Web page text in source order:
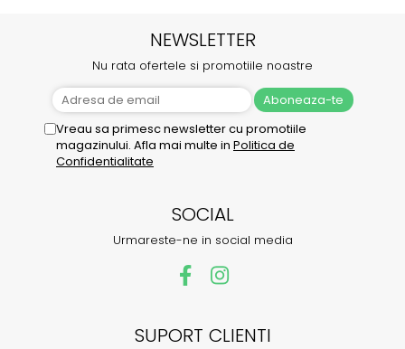
NEWSLETTER
Nu rata ofertele si promotiile noastre
Vreau sa primesc newsletter cu promotiile
magazinului. Afla mai multe in Politica de
Confidentialitate
SOCIAL
Urmareste-ne in social media
SUPORT CLIENTI